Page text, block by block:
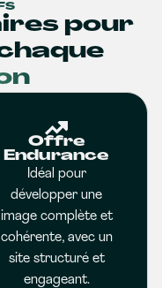
pour
Offre
Endurance
Idéal pour
développer une
image complète et
cohérente, avec un
site structuré et
engageant.